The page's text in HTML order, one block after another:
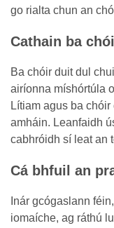
go rialta chun an
Cathain ba
Ba chóir duit dul
airíonna míshórtúla
Lítiam agus ba
amháin. Leanfaidh
cabhróidh sí leat an
Cá bhfuil an
Inár gcógaslann
iomaíche, ag ráthú